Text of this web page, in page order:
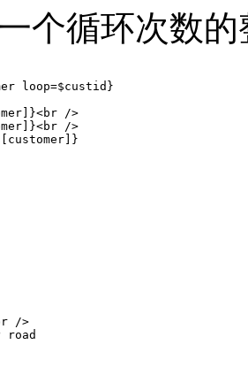
个循环次数的
loop=$custid}
/>
/>
/>
road